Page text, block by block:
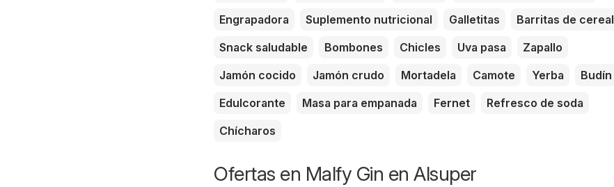
Engrapadora
Suplemento nutricional Galletitas
Barritas de cereal
Snack saludable
Bombones Chicles Uva pasa
Zapallo
Jamón cocido
Jamón crudo Mortadela Camote Yerba
Budín
Edulcorante
Masa para empanada Fernet
Refresco de soda
Chícharos
Ofertas en Malfy Gin en Alsuper